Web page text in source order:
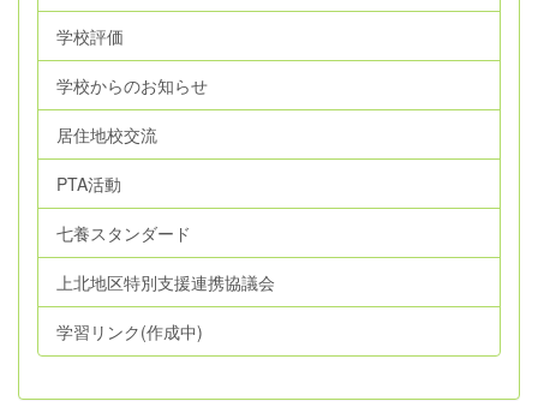
学校評価
学校からのお知らせ
居住地校交流
PTA活動
七養スタンダード
上北地区特別支援連携協議会
学習リンク(作成中)